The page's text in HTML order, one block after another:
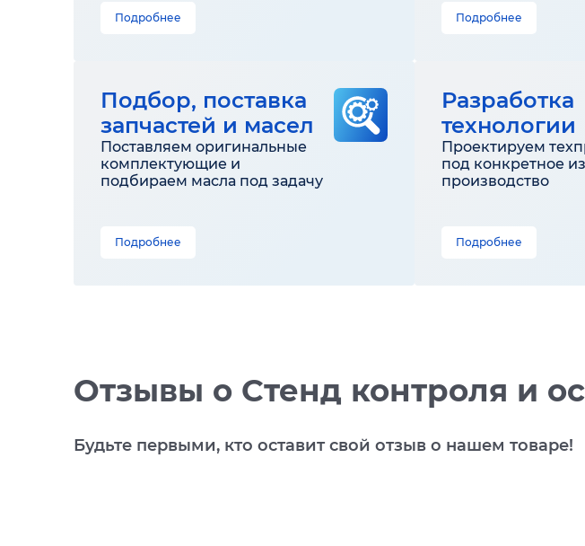
Подробнее Подробнее
Подбор, поставка
запчастей и масел
Поставляем оригинальные
комплектующие и
подбираем масла под задачу
Подробнее
Разработка
технологии
Проектируем
под конкретное
производство
Подробнее
Отзывы о Cтенд контроля и
Будьте первыми, кто оставит свой отзыв о нашем товаре!